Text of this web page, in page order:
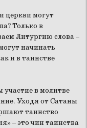
церкви могут
Только в
Литургию слова –
начинать
и в таинстве
в молитве
Уходя от Сатаны
таинство
– это чин таинства